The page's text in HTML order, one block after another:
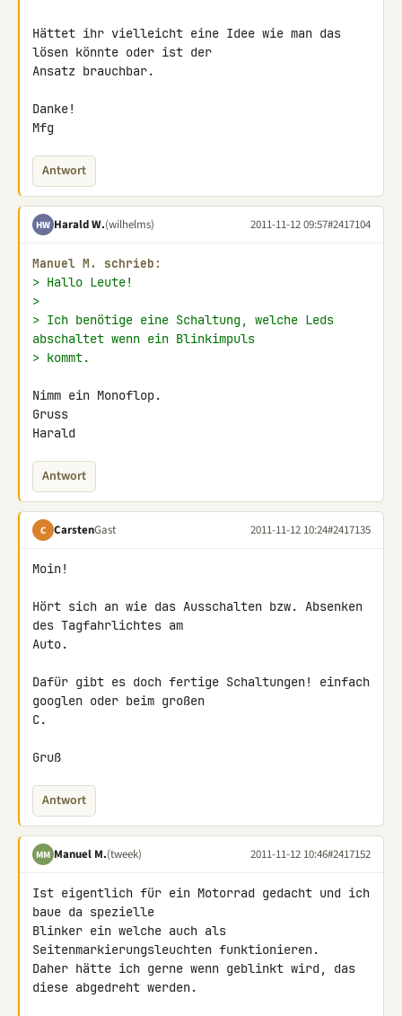
Hättet ihr vielleicht eine Idee wie man das
lösen könnte oder ist der
Ansatz brauchbar.
Danke!
Mfg
Antwort
HW Harald W.(wilhelms) 2011-11-12 09:57#2417104
Manuel M. schrieb:
> Hallo Leute!
>
> Ich benötige eine Schaltung, welche Leds
abschaltet wenn ein Blinkimpuls
> kommt.
Nimm ein Monoflop.
Gruss
Harald
Antwort
C CarstenGast 2011-11-12 10:24#2417135
Moin!
Hört sich an wie das Ausschalten bzw. Absenken
des Tagfahrlichtes am
Auto.
Dafür gibt es doch fertige Schaltungen! einfach
googlen oder beim großen
C.
Gruß
Antwort
MM Manuel M.(tweek) 2011-11-12 10:46#2417152
Ist eigentlich für ein Motorrad gedacht und ich
baue da spezielle
Blinker ein welche auch als
Seitenmarkierungsleuchten funktionieren.
Daher hätte ich gerne wenn geblinkt wird, das
diese abgedreht werden.